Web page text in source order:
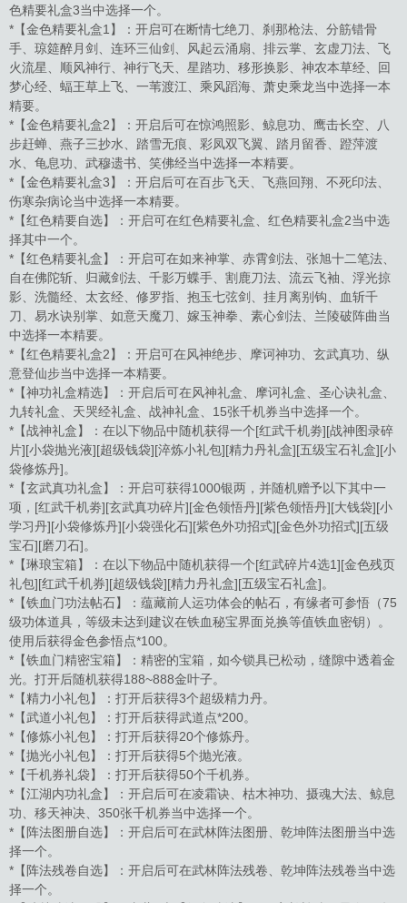
色精要礼盒3当中选择一个。
*【金色精要礼盒1】：开启可在断情七绝刀、刹那枪法、分筋错骨
手、琼筵醉月剑、连环三仙剑、风起云涌扇、排云掌、玄虚刀法、飞
火流星、顺风神行、神行飞天、星踏功、移形换影、神农本草经、回
梦心经、蝠王草上飞、一苇渡江、乘风蹈海、萧史乘龙当中选择一本
精要。
*【金色精要礼盒2】：开启后可在惊鸿照影、鲸息功、鹰击长空、八
步赶蝉、燕子三抄水、踏雪无痕、彩凤双飞翼、踏月留香、蹬萍渡
水、龟息功、武穆遗书、笑佛经当中选择一本精要。
*【金色精要礼盒3】：开启后可在百步飞天、飞燕回翔、不死印法、
伤寒杂病论当中选择一本精要。
*【红色精要自选】：开启可在红色精要礼盒、红色精要礼盒2当中选
择其中一个。
*【红色精要礼盒】：开启可在如来神掌、赤霄剑法、张旭十二笔法、
自在佛陀斩、归藏剑法、千影万蝶手、割鹿刀法、流云飞袖、浮光掠
影、洗髓经、太玄经、修罗指、抱玉七弦剑、挂月离别钩、血斩千
刀、易水诀别掌、如意天魔刀、嫁玉神拳、素心剑法、兰陵破阵曲当
中选择一本精要。
*【红色精要礼盒2】：开启可在风神绝步、摩诃神功、玄武真功、纵
意登仙步当中选择一本精要。
*【神功礼盒精选】：开启后可在风神礼盒、摩诃礼盒、圣心诀礼盒、
九转礼盒、天哭经礼盒、战神礼盒、15张千机券当中选择一个。
*【战神礼盒】：在以下物品中随机获得一个[红武千机劵][战神图录碎
片][小袋抛光液][超级钱袋][淬炼小礼包][精力丹礼盒][五级宝石礼盒][小
袋修炼丹]。
*【玄武真功礼盒】：开启可获得1000银两，并随机赠予以下其中一
项，[红武千机劵][玄武真功碎片][金色领悟丹][紫色领悟丹][大钱袋][小
学习丹][小袋修炼丹][小袋强化石][紫色外功招式][金色外功招式][五级
宝石][磨刀石]。
*【琳琅宝箱】：在以下物品中随机获得一个[红武碎片4选1][金色残页
礼包][红武千机券][超级钱袋][精力丹礼盒][五级宝石礼盒]。
*【铁血门功法帖石】：蕴藏前人运功体会的帖石，有缘者可参悟（75
级功体道具，等级未达到建议在铁血秘宝界面兑换等值铁血密钥）。
使用后获得金色参悟点*100。
*【铁血门精密宝箱】：精密的宝箱，如今锁具已松动，缝隙中透着金
光。打开后随机获得188~888金叶子。
*【精力小礼包】：打开后获得3个超级精力丹。
*【武道小礼包】：打开后获得武道点*200。
*【修炼小礼包】：打开后获得20个修炼丹。
*【抛光小礼包】：打开后获得5个抛光液。
*【千机券礼袋】：打开后获得50个千机券。
*【江湖内功礼盒】：开启后可在凌霜诀、枯木神功、摄魂大法、鲸息
功、移天神决、350张千机券当中选择一个。
*【阵法图册自选】：开启后可在武林阵法图册、乾坤阵法图册当中选
择一个。
*【阵法残卷自选】：开启后可在武林阵法残卷、乾坤阵法残卷当中选
择一个。